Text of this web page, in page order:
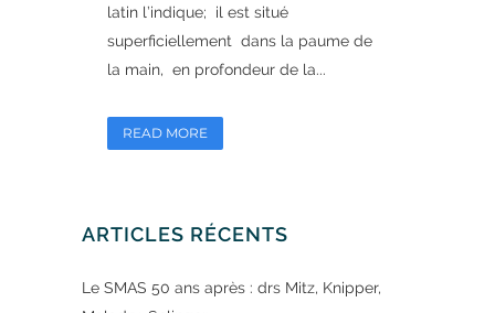
latin l’indique; il est situé
superficiellement dans la paume de
la main, en profondeur de la...
READ MORE
ARTICLES RÉCENTS
Le SMAS 50 ans après : drs Mitz, Knipper,